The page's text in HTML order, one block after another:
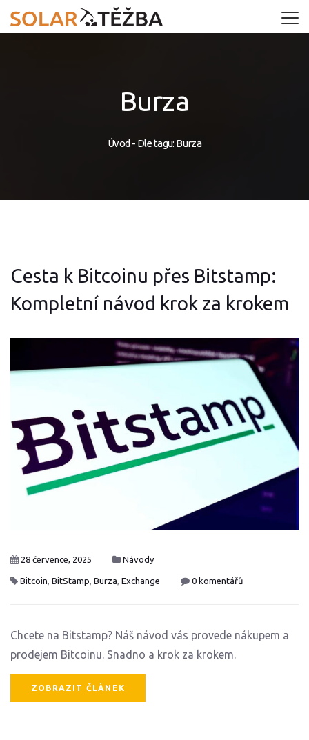
Burza
Úvod - Dle tagu: Burza
Cesta k Bitcoinu přes Bitstamp:
Kompletní návod krok za krokem
28 července, 2025 Návody
Bitcoin BitStamp Burza Exchange 0 komentářů
Chcete na Bitstamp? Náš návod vás provede nákupem a
prodejem Bitcoinu. Snadno a krok za krokem.
ZOBRAZIT ČLÁNEK